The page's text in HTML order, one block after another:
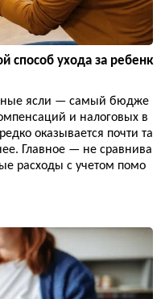
способ ухода за ребенк
ясли — самый бюдже
и налоговых в
оказывается почти та
Главное — не сравнива
расходы с учетом помо